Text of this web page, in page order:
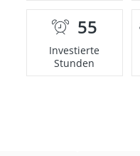
55
Investierte
Stunden